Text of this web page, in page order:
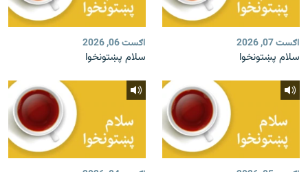
اګست 07, 2026
سلام پښتونخوا
اګست 06, 2026
سلام پښتونخوا